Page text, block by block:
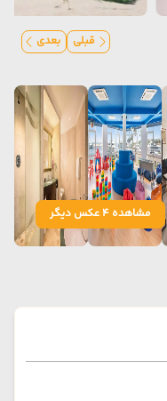
قبلی بعدی
مشاهده 4 عکس دیگر